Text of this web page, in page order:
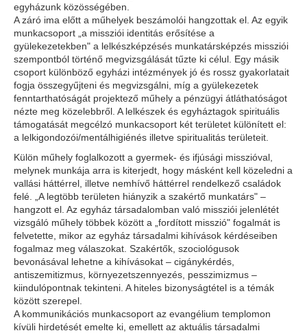
egyházunk közösségében.
A záró ima előtt a műhelyek beszámolói hangzottak el. Az egyik
munkacsoport „a missziói identitás erősítése a
gyülekezetekben" a lelkészképzésés munkatársképzés missziói
szempontból történő megvizsgálását tűzte ki célul. Egy másik
csoport különböző egyházi intézmények jó és rossz gyakorlatait
fogja összegyűjteni és megvizsgálni, míg a gyülekezetek
fenntarthatóságát projektező műhely a pénzügyi átláthatóságot
nézte meg közelebbről. A lelkészek és egyháztagok spirituális
támogatását megcélzó munkacsoport két területet különített el:
a lelkigondozói/mentálhigiénés illetve spiritualitás területeit.
Külön műhely foglalkozott a gyermek- és ifjúsági misszióval,
melynek munkája arra is kiterjedt, hogy másként kell közeledni a
vallási háttérrel, illetve nemhívő háttérrel rendelkező családok
felé. „A legtöbb területen hiányzik a szakértő munkatárs" –
hangzott el. Az egyház társadalomban való missziói jelenlétét
vizsgáló műhely többek között a „fordított misszió" fogalmát is
felvetette, mikor az egyház társadalmi kihívások kérdéseiben
fogalmaz meg válaszokat. Szakértők, szociológusok
bevonásával lehetne a kihívásokat – cigánykérdés,
antiszemitizmus, környezetszennyezés, pesszimizmus –
kiindulópontnak tekinteni. A hiteles bizonyságtétel is a témák
között szerepel.
A kommunikációs munkacsoport az evangélium templomon
kívüli hirdetését emelte ki, emellett az aktuális társadalmi